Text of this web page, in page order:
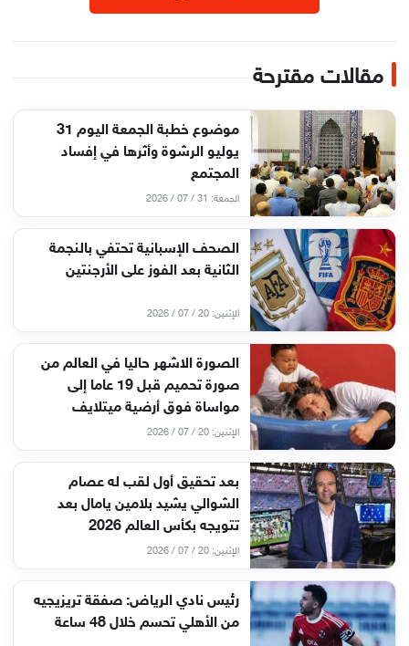
مقالات مقترحة
موضوع خطبة الجمعة اليوم 31
يوليو الرشوة وأثرها في إفساد
المجتمع
الجمعة: 31 / 07 / 2026
الصحف الإسبانية تحتفي بالنجمة
الثانية بعد الفوز على الأرجنتين
الإثنين: 20 / 07 / 2026
الصورة الاشهر حاليا في العالم من
صورة تحميم قبل 19 عاما إلى
مواساة فوق أرضية ميتلايف
الإثنين: 20 / 07 / 2026
بعد تحقيق أول لقب له عصام
الشوالي يشيد بلامين يامال بعد
تتويجه بكأس العالم 2026
الإثنين: 20 / 07 / 2026
رئيس نادي الرياض: صفقة تريزيجيه
من الأهلي تحسم خلال 48 ساعة